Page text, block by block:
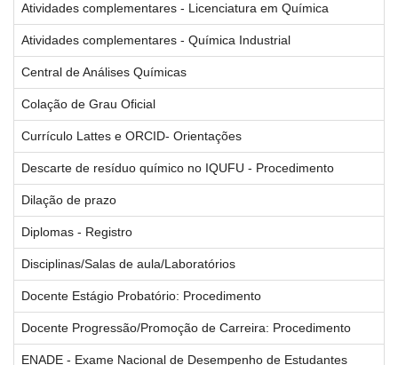
Atividades complementares - Licenciatura em Química
Atividades complementares - Química Industrial
Central de Análises Químicas
Colação de Grau Oficial
Currículo Lattes e ORCID- Orientações
Descarte de resíduo químico no IQUFU - Procedimento
Dilação de prazo
Diplomas - Registro
Disciplinas/Salas de aula/Laboratórios
Docente Estágio Probatório: Procedimento
Docente Progressão/Promoção de Carreira: Procedimento
ENADE - Exame Nacional de Desempenho de Estudantes